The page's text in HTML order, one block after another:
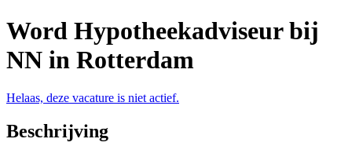
Word Hypotheekadviseur bij
NN in Rotterdam
Helaas, deze vacature is niet actief.
Beschrijving